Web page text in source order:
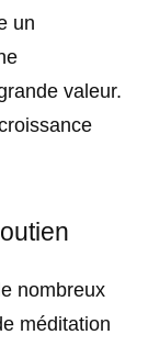
un
valeur.
nombreux
méditation